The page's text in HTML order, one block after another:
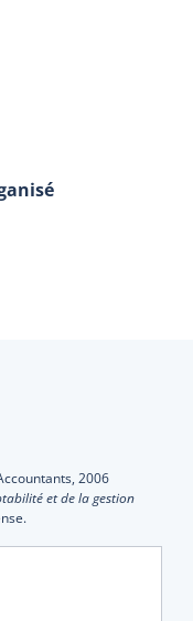
2006
et de la gestion